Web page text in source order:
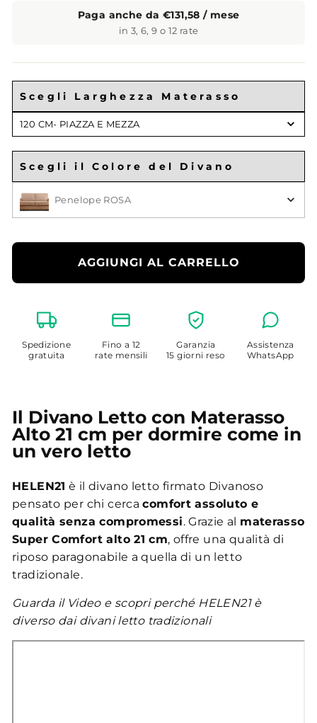
Paga anche da €131,58 / mese
in 3, 6, 9 o 12 rate
Scegli Larghezza Materasso
120 CM- PIAZZA E MEZZA
Scegli il Colore del Divano
Penelope ROSA
AGGIUNGI AL CARRELLO
Spedizione
gratuita
Fino a 12
rate mensili
Garanzia
15 giorni reso
Assistenza
WhatsApp
Il Divano Letto con Materasso
Alto 21 cm per dormire come in
un vero letto
HELEN21 è il divano letto firmato Divanoso
pensato per chi cercacomfort assoluto e
qualità senza compromessi. Grazie al materasso
Super Comfort alto 21 cm, offre una qualità di
riposo paragonabile a quella di un letto
tradizionale.
Guarda il Video e scopri perché HELEN21 è
diverso dai divani letto tradizionali